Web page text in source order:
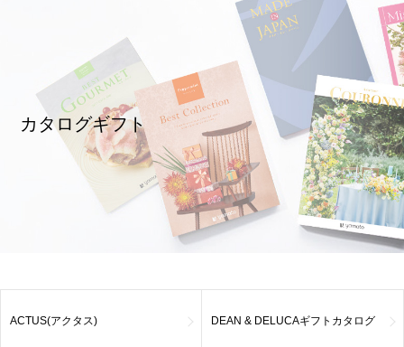
カタログギフト
ACTUS(アクタス) DEAN & DELUCAギフトカタログ